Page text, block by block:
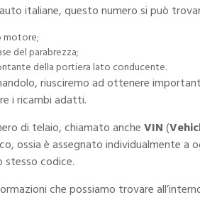
italiane, questo numero si può
motore;
del parabrezza;
della portiera lato conducente.
riusciremo ad ottenere
i ricambi adatti.
di telaio, chiamato ancheVIN(
ossia è assegnato individualmente a
stesso codice.
che possiamo trovare